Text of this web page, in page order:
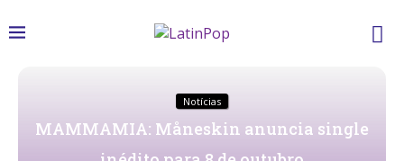
Notícias
MAMMAMIA: Måneskin anuncia single